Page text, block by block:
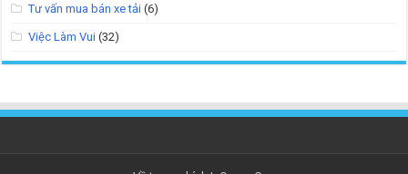
Tư vấn mua bán xe tải (6)
Việc Làm Vui (32)